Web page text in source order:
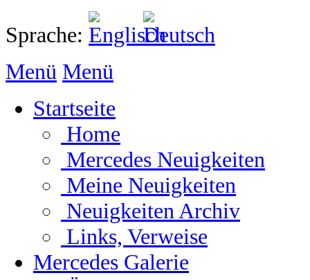
Sprache:
Menü Menü
Startseite
Home
Mercedes Neuigkeiten
Meine Neuigkeiten
Neuigkeiten Archiv
Links, Verweise
Mercedes Galerie